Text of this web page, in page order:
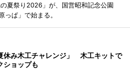
夏祭り2026」が、国営昭和記念公園
っぱ」で始まる。
休み木工チャレンジ」 木工キットで
ショップも